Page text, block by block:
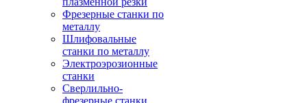
Фрезерные станки по
металлу
Шлифовальные
станки по металлу
Электроэрозионные
станки
Сверлильно-
фрезерные станки